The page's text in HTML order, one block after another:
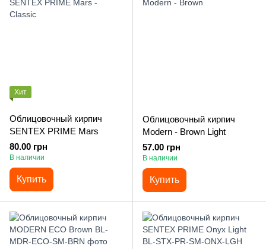
Хит
Облицовочный кирпич
SENTEX PRIME Mars
80.00 грн
В наличии
Купить
Облицовочный кирпич
Modern - Brown Light
57.00 грн
В наличии
Купить